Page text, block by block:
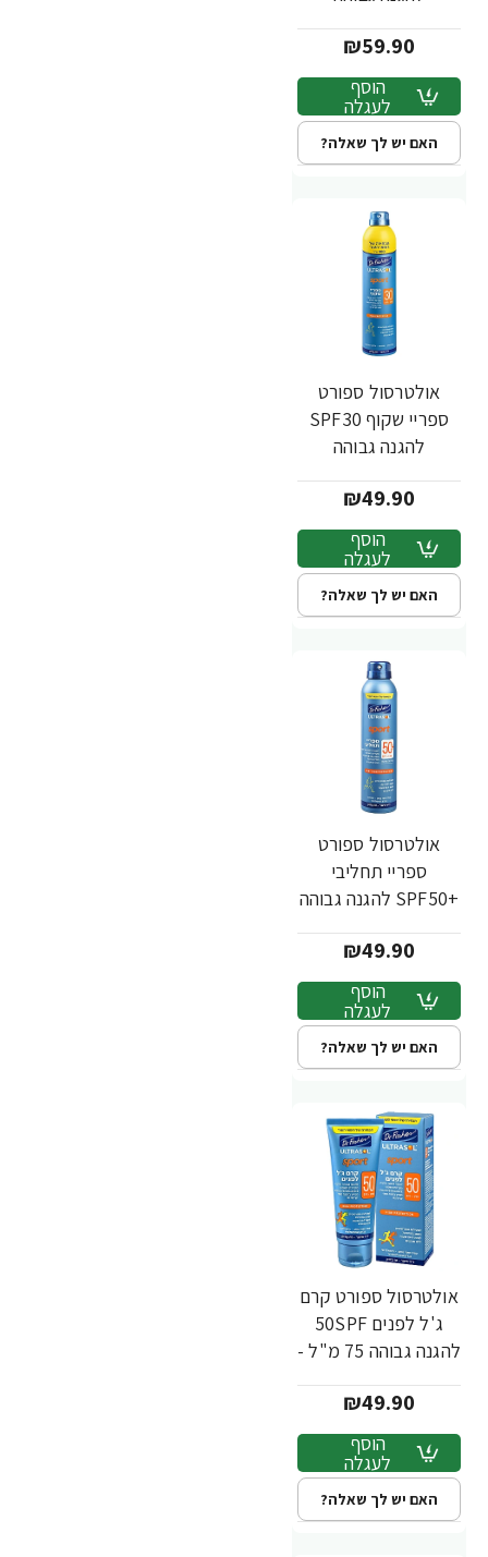
מ"ל - ד"ר פישר
₪59.90
הוסף
לעגלה
האם יש לך שאלה?
אולטרסול ספורט
ספריי שקוף SPF30
להגנה גבוהה
מ"ל - ד"ר פישר
₪49.90
הוסף
לעגלה
האם יש לך שאלה?
אולטרסול ספורט
ספריי תחליבי
+SPF50 להגנה גבוהה
₪49.90
הוסף
לעגלה
האם יש לך שאלה?
אולטרסול ספורט קרם
ג'ל לפנים 50SPF
להגנה גבוהה 75 מ"ל -
₪49.90
הוסף
לעגלה
האם יש לך שאלה?